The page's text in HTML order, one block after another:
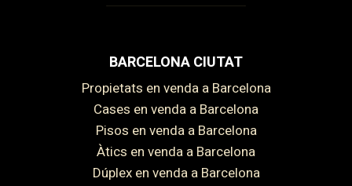
BARCELONA CIUTAT
Propietats en venda a Barcelona
Cases en venda a Barcelona
Pisos en venda a Barcelona
Àtics en venda a Barcelona
Dúplex en venda a Barcelona